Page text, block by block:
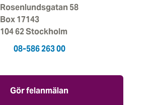
Rosenlundsgatan 58
Box 17143
104 62 Stockholm
08-586 263 00
Gör felanmälan